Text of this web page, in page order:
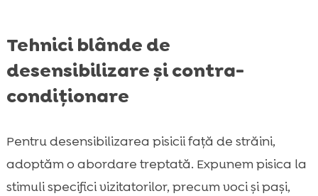
Tehnici blânde de
desensibilizare și contra-
condiționare
Pentru desensibilizarea pisicii față de străini,
adoptăm o abordare treptată. Expunem pisica la
stimuli specifici vizitatorilor, precum voci și pași,